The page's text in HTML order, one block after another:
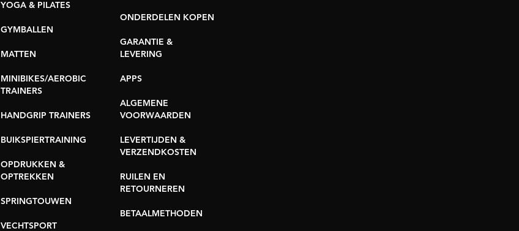
YOGA & PILATES
GYMBALLEN
MATTEN
MINIBIKES/AEROBIC
TRAINERS
HANDGRIP TRAINERS
BUIKSPIERTRAINING
OPDRUKKEN &
OPTREKKEN
SPRINGTOUWEN
VECHTSPORT
ONDERDELEN KOPEN
GARANTIE &
LEVERING
APPS
ALGEMENE
VOORWAARDEN
LEVERTIJDEN &
VERZENDKOSTEN
RUILEN EN
RETOURNEREN
BETAALMETHODEN